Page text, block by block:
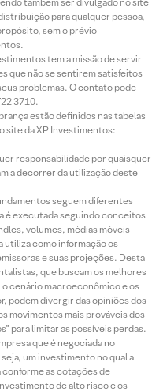
para qualquer pessoa,
sem o prévio
tem a missão de servir
que não se sentirem satisfeitos
problemas. O contato pode
3710.
estão definidos nas tabelas
site da XP Investimentos:
responsabilidade por quaisquer
a decorrer da utilização deste
seguem diferentes
é executada seguindo conceitos
volumes, médias móveis
utiliza como informação os
e suas projeções. Desta
que buscam os melhores
cenário macroeconômico e os
podem divergir das opiniões dos
movimentos mais prováveis dos
para limitar as possíveis perdas.
que é negociada no
um investimento no qual a
as cotações de
de alto risco e os